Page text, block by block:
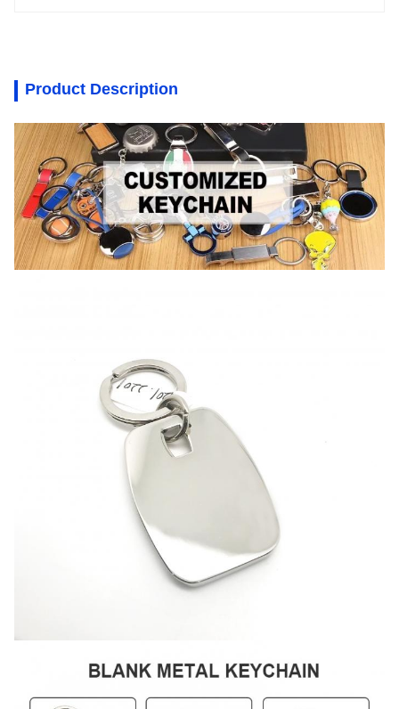
Product Description